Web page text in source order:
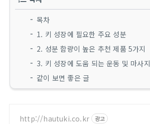
목차
1. 키 성장에 필요한 주요 성분
2. 성분 함량이 높은 추천 제품 5가지
3. 키 성장에 도움 되는 운동 및 마사지
같이 보면 좋은 글
http://hautuki.co.kr 광고